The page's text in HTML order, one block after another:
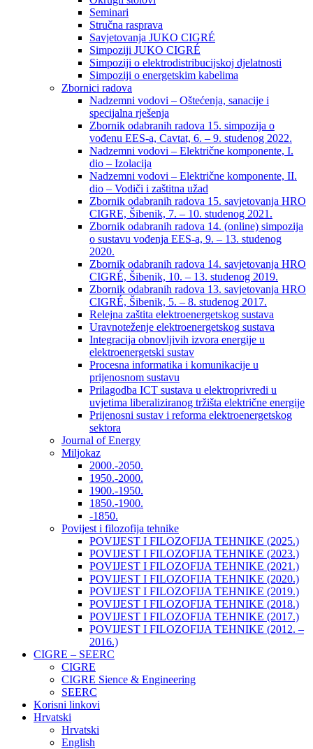
Seminari​
Stručna rasprava​
Savjetovanja JUKO CIGRÉ
Simpoziji JUKO CIGRÉ
Simpoziji o elektrodistribucijskoj djelatnosti
Simpoziji o energetskim kabelima
Zbornici radova
Nadzemni vodovi – Oštećenja, sanacije i
specijalna rješenja
Zbornik odabranih radova 15. simpozija o
vođenu EES-a, Cavtat, 6. – 9. studenog 2022.
Nadzemni vodovi – Električne komponente, I.
dio – Izolacija
Nadzemni vodovi – Električne komponente, II.
dio – Vodiči i zaštitna užad
Zbornik odabranih radova 15. savjetovanja HRO
CIGRE, Šibenik, 7. – 10. studenog 2021.
Zbornik odabranih radova 14. (online) simpozija
o sustavu vođenja EES-a, 9. – 13. studenog
2020.
Zbornik odabranih radova 14. savjetovanja HRO
CIGRÉ, Šibenik, 10. – 13. studenog 2019.
Zbornik odabranih radova 13. savjetovanja HRO
CIGRÉ, Šibenik, 5. – 8. studenog 2017.
Relejna zaštita elektroenergetskog sustava
Uravnoteženje elektroenergetskog sustava
Integracija obnovljivih izvora energije u
elektroenergetski sustav
Procesna informatika i komunikacije u
prijenosnom sustavu
Prilagodba ICT sustava u elektroprivredi u
uvjetima liberaliziranog tržišta električne energije
Prijenosni sustav i reforma elektroenergetskog
sektora
Journal of Energy
Miljokaz
2000.-2050.
1950.-2000.
1900.-1950.
1850.-1900.
-1850.
Povijest i filozofija tehnike
POVIJEST I FILOZOFIJA TEHNIKE (2025.)
POVIJEST I FILOZOFIJA TEHNIKE (2023.)
POVIJEST I FILOZOFIJA TEHNIKE (2021.)
POVIJEST I FILOZOFIJA TEHNIKE (2020.)
POVIJEST I FILOZOFIJA TEHNIKE (2019.)
POVIJEST I FILOZOFIJA TEHNIKE (2018.)
POVIJEST I FILOZOFIJA TEHNIKE (2017.)
POVIJEST I FILOZOFIJA TEHNIKE (2012. –
2016.)
CIGRE – SEERC
CIGRE
CIGRE Sience & Engineering
SEERC
Korisni linkovi
Hrvatski
Hrvatski
English